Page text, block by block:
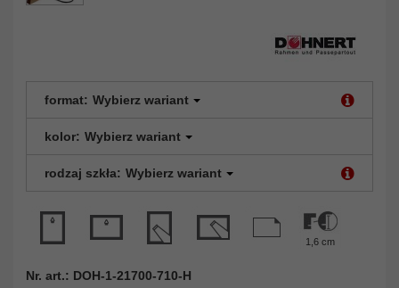
format: Wybierz wariant
kolor: Wybierz wariant
rodzaj szkła: Wybierz wariant
1,6 cm
Nr. art.: DOH-1-21700-710-H